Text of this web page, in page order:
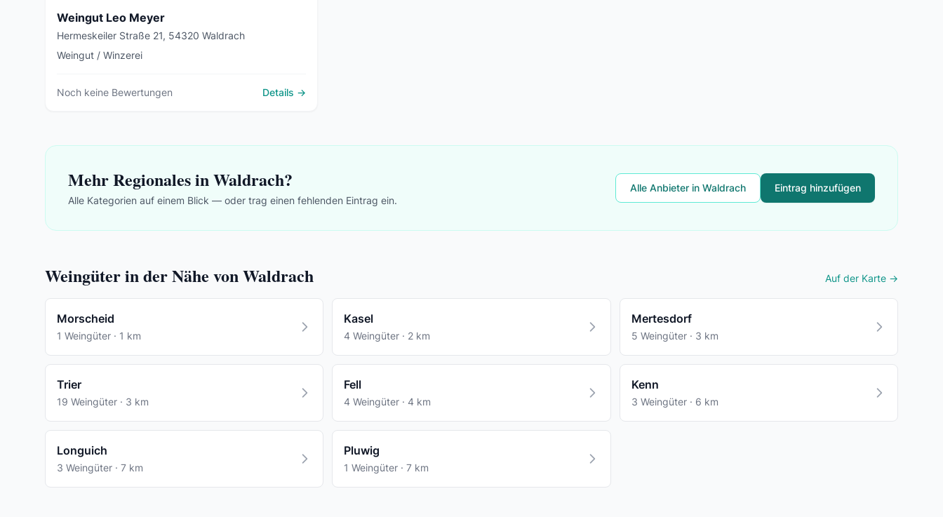
Weingut Leo Meyer
Hermeskeiler Straße 21, 54320 Waldrach
Weingut / Winzerei
Noch keine Bewertungen Details →
Mehr Regionales in Waldrach?
Alle Kategorien auf einem Blick — oder trag einen fehlenden Eintrag ein.
Alle Anbieter in Waldrach Eintrag hinzufügen
Weingüter in der Nähe von Waldrach Auf der Karte →
Morscheid
1 Weingüter · 1 km
Kasel
4 Weingüter · 2 km
Mertesdorf
5 Weingüter · 3 km
Trier
19 Weingüter · 3 km
Fell
4 Weingüter · 4 km
Kenn
3 Weingüter · 6 km
Longuich
3 Weingüter · 7 km
Pluwig
1 Weingüter · 7 km